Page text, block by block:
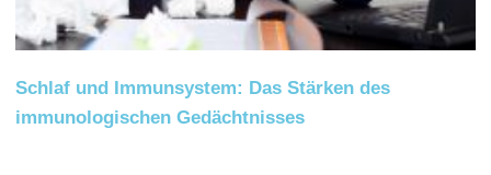
Schlaf und Immunsystem: Das Stärken des
immunologischen Gedächtnisses